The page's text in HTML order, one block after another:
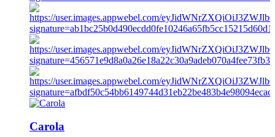
Carola